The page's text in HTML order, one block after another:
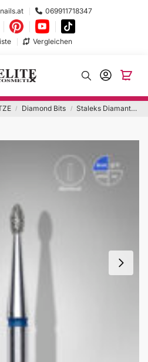
069911718347
Vergleichen
/ Diamond Bits / Staleks Diamantfräser Runde Knospe Blau 1,6mm